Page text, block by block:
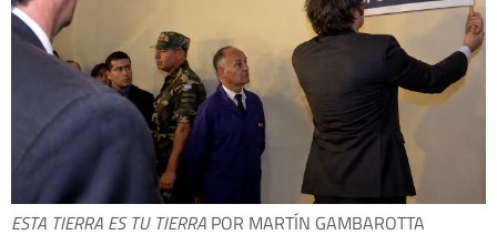
ESTA TIERRA ES TU TIERRA POR MARTÍN GAMBAROTTA